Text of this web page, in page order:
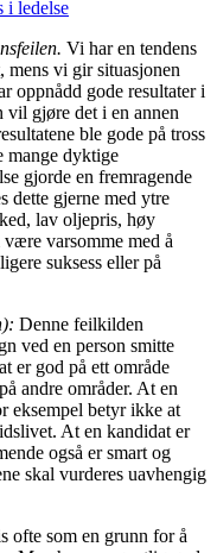
i ledelse
Vi har en tendens
mens vi gir situasjonen
oppnådd gode resultater i
gjøre det i en annen
ble gode på tross
mange dyktige
gjorde en fremragende
dette gjerne med ytre
lav oljepris, høy
varsomme med å
suksess eller på
Denne feilkilden
ved en person smitte
er god på ett område
andre områder. At en
eksempel betyr ikke at
At en kandidat er
også er smart og
skal vurderes uavhengig
ofte som en grunn for å